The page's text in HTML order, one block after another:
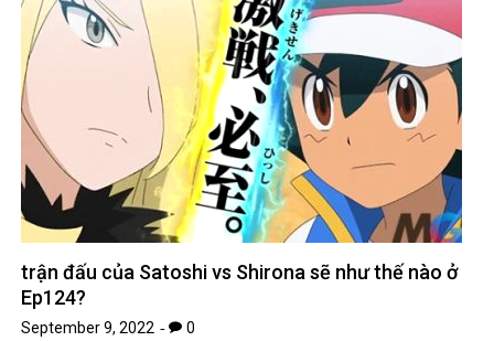
trận đấu của Satoshi vs Shirona sẽ như thế nào ở
Ep124?
September 9, 2022 0